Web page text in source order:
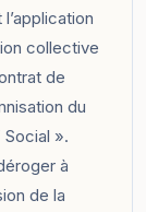
collective
de
du
Social ».
à
de la